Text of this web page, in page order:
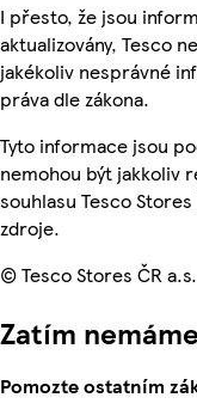
I přesto, že jsou
aktualizovány, Tesco
jakékoliv nesprávné
práva dle zákona.
Tyto informace jsou
nemohou být jakkoliv
souhlasu Tesco
zdroje.
© Tesco Stores ČR a.s.
Zatím
Pomozte ostatním